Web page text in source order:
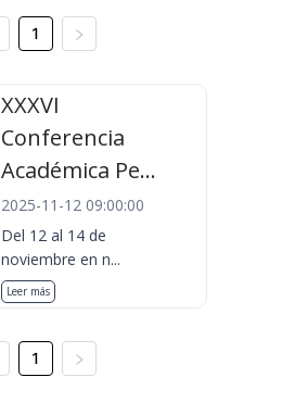
1
XXXVI
Conferencia
Académica Pe...
2025-11-12 09:00:00
Del 12 al 14 de
noviembre en n...
Leer más
1